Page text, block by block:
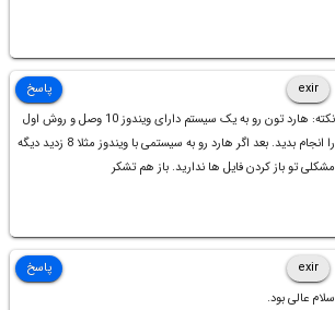
exir
نکته: هارد تون رو به یک سیستم دارای ویندوز 10 وصل و روش اول
را انجام بدید. بعد اگر هارد رو به سیستمی با ویندوز مثلا 8 زدید دیگه
مشکلی تو باز کردن فایل ها ندارید. باز هم تشکر
پاسخ
exir
سلام عالی بود.
پاسخ